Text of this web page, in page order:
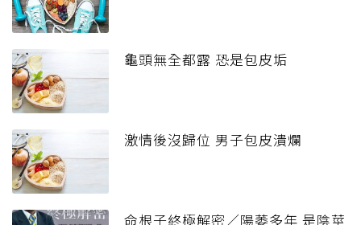
龜頭無全都露 恐是包皮垢
激情後沒歸位 男子包皮潰爛
命根子終極解密／陽萎多年 是陰莖